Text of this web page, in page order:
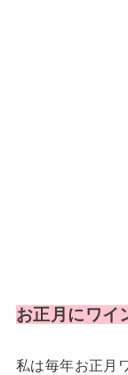
お正月にワイ
私は毎年お正月